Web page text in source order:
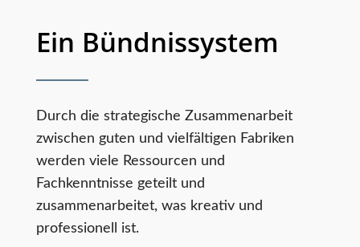
Ein Bündnissystem
Durch die strategische Zusammenarbeit
zwischen guten und vielfältigen Fabriken
werden viele Ressourcen und
Fachkenntnisse geteilt und
zusammenarbeitet, was kreativ und
professionell ist.